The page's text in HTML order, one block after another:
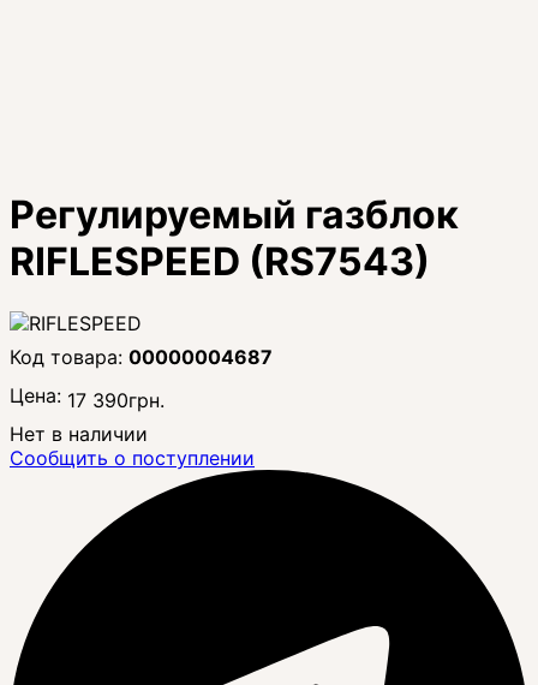
Регулируемый газблок
RIFLESPEED (RS7543)
00000004687
Цена: 17 390грн.
Нет в наличии
Сообщить о поступлении